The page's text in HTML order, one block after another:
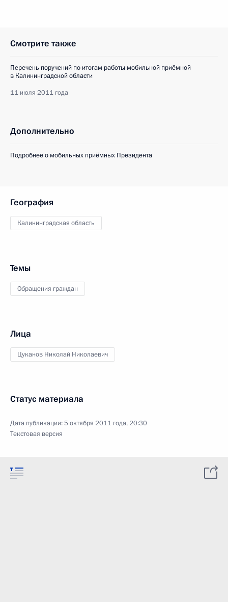
Смотрите также
Перечень поручений по итогам работы мобильной приёмной
в Калининградской области
11 июля 2011 года
Дополнительно
Подробнее о мобильных приёмных Президента
География
Калининградская область
Темы
Обращения граждан
Лица
Цуканов Николай Николаевич
Статус материала
Дата публикации:5 октября 2011 года, 20:30
Текстовая версия